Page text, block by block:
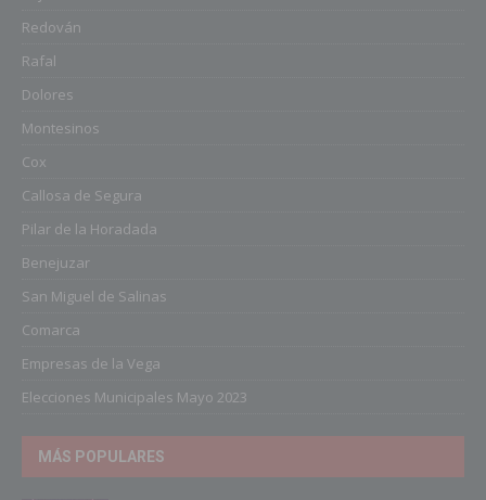
Redován
Rafal
Dolores
Montesinos
Cox
Callosa de Segura
Pilar de la Horadada
Benejuzar
San Miguel de Salinas
Comarca
Empresas de la Vega
Elecciones Municipales Mayo 2023
MÁS POPULARES